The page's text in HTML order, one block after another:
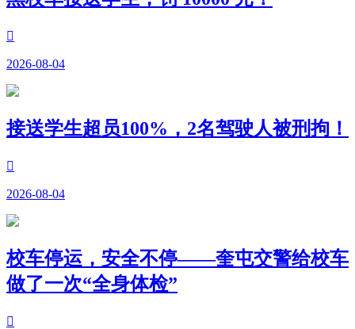

2026-08-04
接送学生超员100%，2名驾驶人被刑拘！

2026-08-04
校车停运，安全不停——奎屯交警给校车
做了一次“全身体检”
